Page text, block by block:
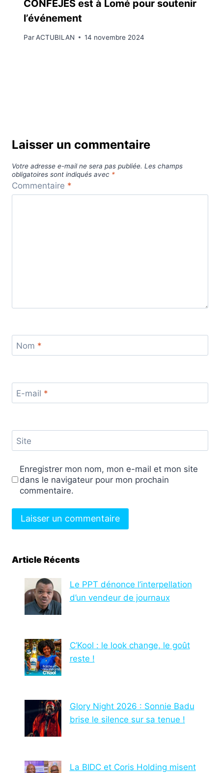
CONFEJES est à Lomé pour soutenir
l’événement
ParACTUBILAN 14 novembre 2024
Laisser un commentaire
Votre adresse e-mail ne sera pas publiée. Les champs
obligatoires sont indiqués avec *
Commentaire *
Nom *
E-mail *
Site
Enregistrer mon nom, mon e-mail et mon site
dans le navigateur pour mon prochain
commentaire.
Article Récents
Le PPT dénonce l’interpellation
d’un vendeur de journaux
C’Kool : le look change, le goût
reste !
Glory Night 2026 : Sonnie Badu
brise le silence sur sa tenue !
La BIDC et Coris Holding misent